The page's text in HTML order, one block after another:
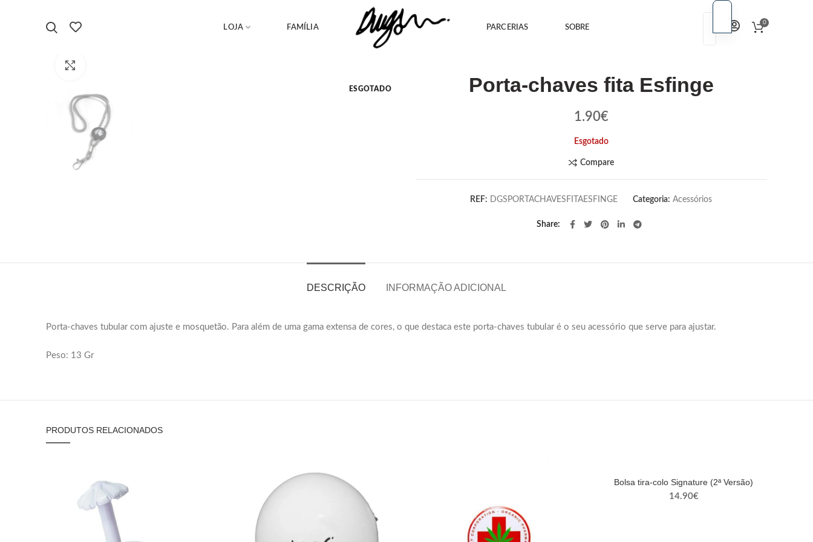
LOJA FAMÍLIA PARCERIAS SOBRE
EN
0
ESGOTADO Porta-chaves fita Esfinge
1.90€
Esgotado
Compare
REF: DGSPORTACHAVESFITAESFINGE Categoria: Acessórios
Share
DESCRIÇÃO INFORMAÇÃO ADICIONAL
Porta-chaves tubular com ajuste e mosquetão. Para além de uma gama extensa de cores, o que destaca este porta-chaves tubular é o seu acessório que serve para ajustar.
Peso: 13 Gr
PRODUTOS RELACIONADOS
Bolsa tira-colo Signature (2ª Versão)
14.90€
EN